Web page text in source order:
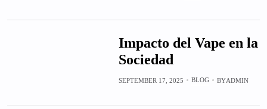
Impacto del Vape en la
Sociedad
SEPTEMBER 17, 2025 BLOG BYADMIN